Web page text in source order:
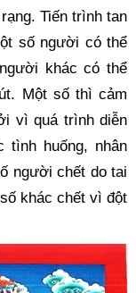
Tiến trình tan
số người có thể
khác có thể
Một số thì cảm
vì quá trình diễn
tình huống, nhân
người chết do tai
khác chết vì đột